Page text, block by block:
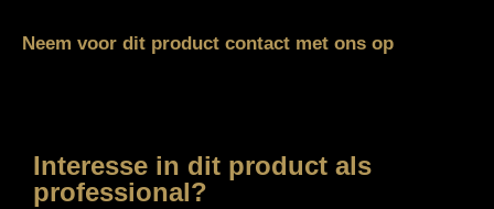
Neem voor dit product contact met ons op
Interesse in dit product als
professional?